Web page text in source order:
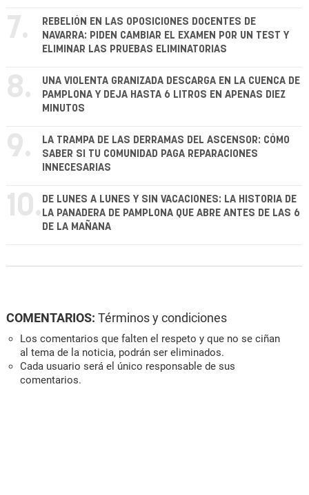
7.
REBELIÓN EN LAS OPOSICIONES DOCENTES DE
NAVARRA: PIDEN CAMBIAR EL EXAMEN POR UN TEST Y
ELIMINAR LAS PRUEBAS ELIMINATORIAS
8.
UNA VIOLENTA GRANIZADA DESCARGA EN LA CUENCA DE
PAMPLONA Y DEJA HASTA 6 LITROS EN APENAS DIEZ
MINUTOS
9.
LA TRAMPA DE LAS DERRAMAS DEL ASCENSOR: CÓMO
SABER SI TU COMUNIDAD PAGA REPARACIONES
INNECESARIAS
10. DE LUNES A LUNES Y SIN VACACIONES: LA HISTORIA DE
LA PANADERA DE PAMPLONA QUE ABRE ANTES DE LAS 6
DE LA MAÑANA
COMENTARIOS: Términos y condiciones
Los comentarios que falten el respeto y que no se ciñan
al tema de la noticia, podrán ser eliminados.
Cada usuario será el único responsable de sus
comentarios.